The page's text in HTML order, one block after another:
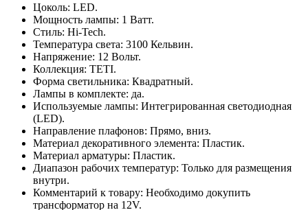
Цоколь: LED.
Мощность лампы: 1 Ватт.
Стиль: Hi-Tech.
Температура света: 3100 Кельвин.
Напряжение: 12 Вольт.
Коллекция: TETI.
Форма светильника: Квадратный.
Лампы в комплекте: да.
Используемые лампы: Интегрированная светодиодная
(LED).
Направление плафонов: Прямо, вниз.
Материал декоративного элемента: Пластик.
Материал арматуры: Пластик.
Диапазон рабочих температур: Только для размещения
внутри.
Комментарий к товару: Необходимо докупить
трансформатор на 12V.